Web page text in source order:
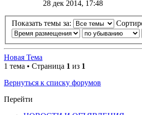
28 дек 2014, 17:48
Показать темы за:
Новая Тема
1 тема • Страница 1 из 1
Вернуться к списку форумов
Перейти